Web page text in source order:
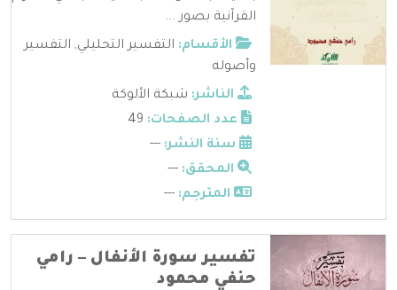
القرآنية بصور ...
الأقسام: التفسير التحليلي, التفسير
وأصوله
الناشر: شبكة الألوكة
عدد الصفحات:
سنة النشر: ---
المحقق: ---
المترجم: ---
تفسير سورة الأنفال – رامي
حنفي محمود